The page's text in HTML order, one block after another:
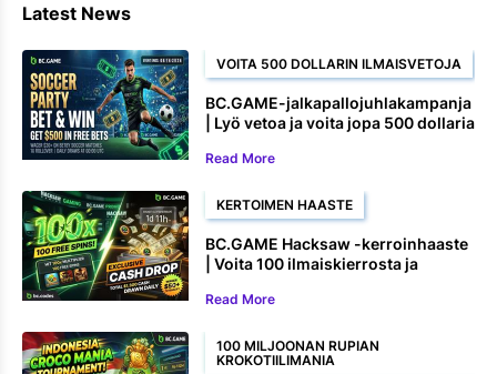
Latest News
VOITA 500 DOLLARIN ILMAISVETOJA
BC.GAME-jalkapallojuhlakampanja
| Lyö vetoa ja voita jopa 500 dollaria
Read More
KERTOIMEN HAASTE
BC.GAME Hacksaw -kerroinhaaste
| Voita 100 ilmaiskierrosta ja
Read More
100 MILJOONAN RUPIAN
KROKOTIILIMANIA